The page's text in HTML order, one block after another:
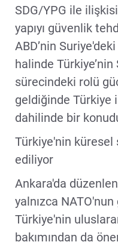
SDG/YPG ile
yapıyı güvenlik
ABD’nin
halinde
sürecindeki rolü
geldiğinde Türkiye
dahilinde bir
Türkiye'nin küresel
ediliyor
Ankara'da
yalnızca
Türkiye'nin
bakımından da